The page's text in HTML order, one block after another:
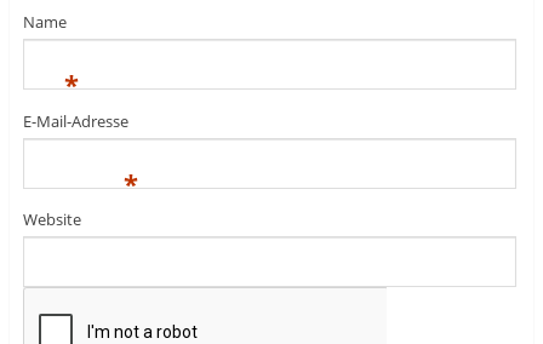
Name
*
E-Mail-Adresse
*
Website